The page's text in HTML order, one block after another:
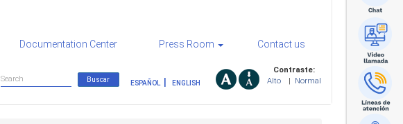
Documentation Center Press Room Contact us
Contraste:
Alto
Normal
ESPAÑOL ENGLISH
Search
form